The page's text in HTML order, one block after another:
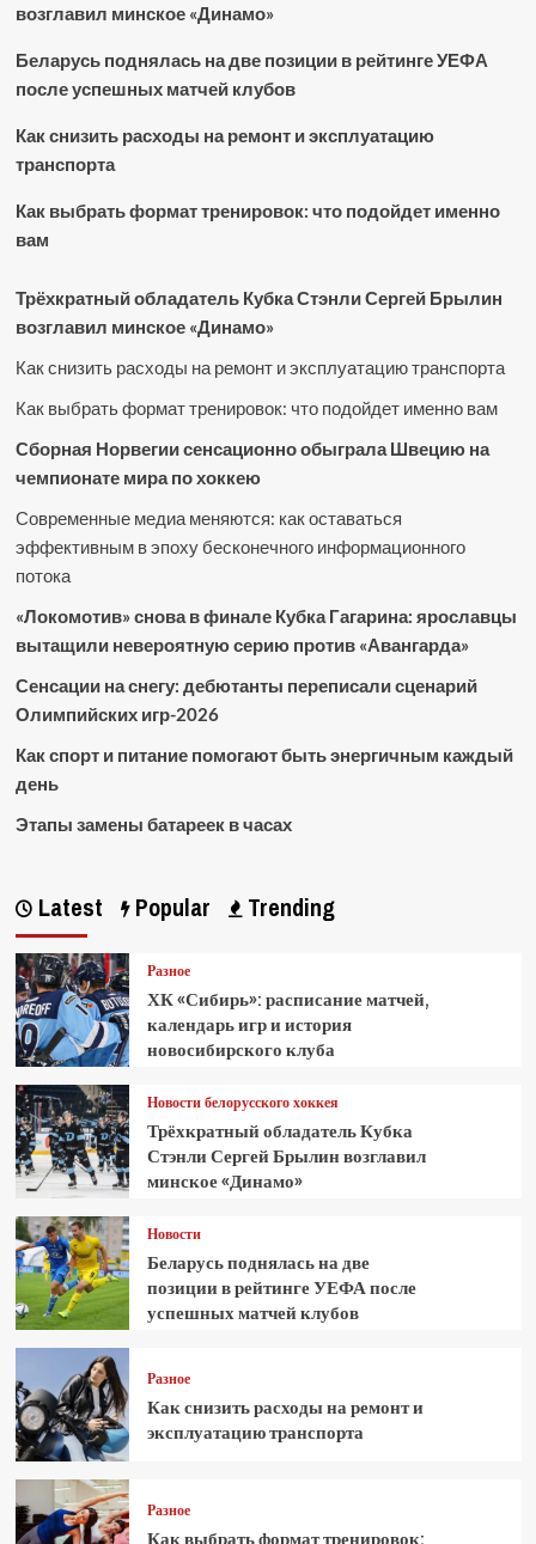
возглавил минское «Динамо»
Беларусь поднялась на две позиции в рейтинге УЕФА
после успешных матчей клубов
Как снизить расходы на ремонт и эксплуатацию
транспорта
Как выбрать формат тренировок: что подойдет именно
вам
Трёхкратный обладатель Кубка Стэнли Сергей Брылин
возглавил минское «Динамо»
Как снизить расходы на ремонт и эксплуатацию транспорта
Как выбрать формат тренировок: что подойдет именно вам
Сборная Норвегии сенсационно обыграла Швецию на
чемпионате мира по хоккею
Современные медиа меняются: как оставаться
эффективным в эпоху бесконечного информационного
потока
«Локомотив» снова в финале Кубка Гагарина: ярославцы
вытащили невероятную серию против «Авангарда»
Сенсации на снегу: дебютанты переписали сценарий
Олимпийских игр-2026
Как спорт и питание помогают быть энергичным каждый
день
Этапы замены батареек в часах
Latest Popular Trending
Разное
ХК «Сибирь»: расписание матчей,
календарь игр и история
новосибирского клуба
Новости белорусского хоккея
Трёхкратный обладатель Кубка
Стэнли Сергей Брылин возглавил
минское «Динамо»
Новости
Беларусь поднялась на две
позиции в рейтинге УЕФА после
успешных матчей клубов
Разное
Как снизить расходы на ремонт и
эксплуатацию транспорта
Разное
Как выбрать формат тренировок: